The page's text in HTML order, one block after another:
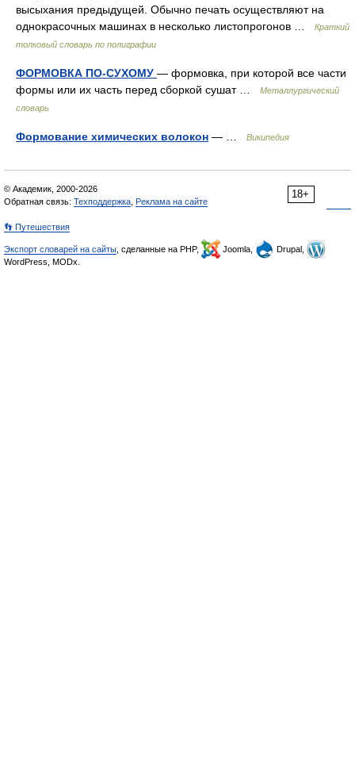
высыхания предыдущей. Обычно печать осуществляют на
однокрасочных машинах в несколько листопрогонов …
Краткий
толковый словарь по полиграфии
ФОРМОВКА ПО-СУХОМУ — формовка, при которой все части
формы или их часть перед сборкой сушат …
Металлургический
словарь
Формование химических волокон — … Википедия
18+
© Академик, 2000-2026
Обратная связь: Техподдержка Реклама на сайте
👣 Путешествия
Экспорт словарей на сайты , сделанные на PHP, Joomla,
Drupal,
WordPress, MODx.